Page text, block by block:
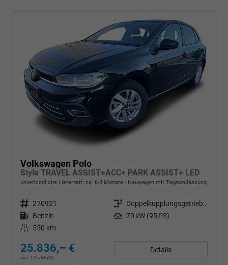
Volkswagen Polo
Style TRAVEL ASSIST+ACC+ PARK ASSIST+ LED
unverbindliche Lieferzeit: ca. 6-8 Monate Neuwagen mit Tageszulassung
Fahrzeugnr. 270921 Getriebe
Doppelkupplungsgetriebe (DSG)
Kraftstoff Benzin Leistung 70 kW (95 PS)
Kilometerstand
550 km
25.836,– €
incl. 19% MwSt.
Details